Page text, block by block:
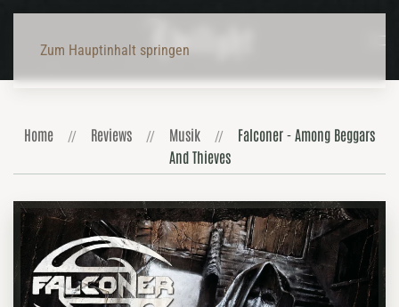
Zum Hauptinhalt springen
Home Reviews Musik
Falconer - Among Beggars
And Thieves